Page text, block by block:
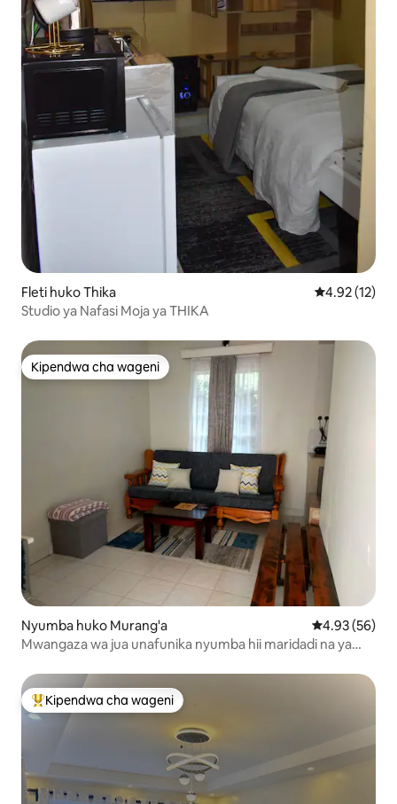
Fleti huko Thika Ukadiriaji wa
4.92 (12)
Studio ya Nafasi Moja ya THIKA
Kipendwa cha wageni
Kipendwa cha wageni
Nyumba huko Murang'a Ukadiriaji wa
4.93 (56)
Mwangaza wa jua unafunika nyumba hii maridadi na ya
Kipendwa maarufu cha wageni
Kipendwa cha wageni